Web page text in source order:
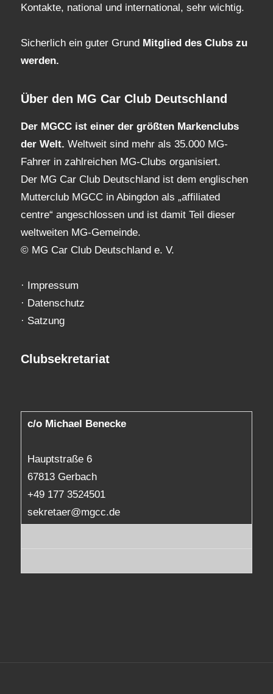
Kontakte, national und international, sehr wichtig.
Sicherlich ein guter Grund Mitglied des Clubs zu
werden.
Über den MG Car Club Deutschland
Der MGCC ist einer der größten Markenclubs
der Welt. Weltweit sind mehr als 35.000 MG-
Fahrer in zahlreichen MG-Clubs organisiert.
Der MG Car Club Deutschland ist dem englischen
Mutterclub MGCC in Abingdon als „affiliated
centre“ angeschlossen und ist damit Teil dieser
weltweiten MG-Gemeinde.
© MG Car Club Deutschland e. V.
· Impressum
· Datenschutz
· Satzung
Clubsekretariat
c/o Michael Benecke
Hauptstraße 6
67813 Gerbach
+49 177 3524501
sekretaer@mgcc.de